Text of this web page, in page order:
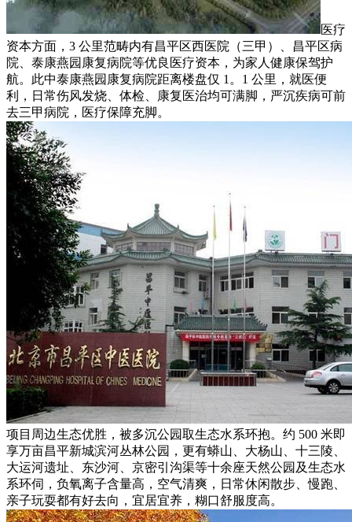
医疗
资本方面，3 公里范畴内有昌平区西医院（三甲）、昌平区病
院、泰康燕园康复病院等优良医疗资本，为家人健康保驾护
航。此中泰康燕园康复病院距离楼盘仅 1。1 公里，就医便
利，日常伤风发烧、体检、康复医治均可满脚，严沉疾病可前
去三甲病院，医疗保障充脚。
项目周边生态优胜，被多沉公园取生态水系环抱。约 500 米即
享万亩昌平新城滨河丛林公园，更有蟒山、大杨山、十三陵、
大运河遗址、东沙河、京密引沟渠等十余座天然公园及生态水
系环伺，负氧离子含量高，空气清爽，日常休闲散步、慢跑、
亲子玩耍都有好去向，宜居宜养，糊口舒服度高。